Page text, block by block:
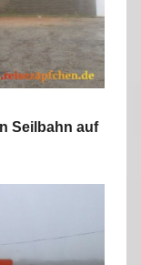
Seilbahn auf